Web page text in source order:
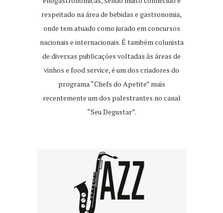
respeitado na área de bebidas e gastronomia,
onde tem atuado como jurado em concursos
nacionais e internacionais. É também colunista
de diversas publicações voltadas às áreas de
vinhos e food service, é um dos criadores do
programa “Chefs do Apetite” mais
recentemente um dos palestrantes no canal
“Seu Degustar”.